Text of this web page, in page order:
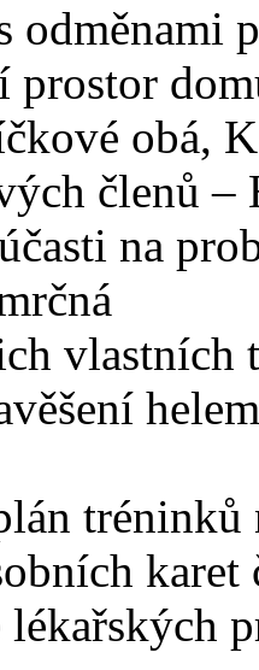
odměnami
obá,
členů –
na
vlastních
tréninků
karet
lékařských